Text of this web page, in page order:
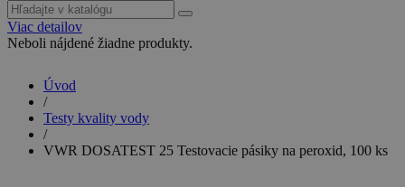
Viac detailov
Neboli nájdené žiadne produkty.
Úvod
/
Testy kvality vody
/
VWR DOSATEST 25 Testovacie pásiky na peroxid, 100 ks